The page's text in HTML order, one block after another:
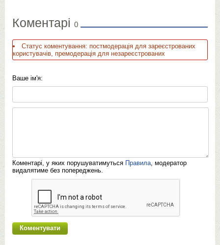
Коментарі 0
Статус коментування: постмодерація для зареєстрованих
користувачів, премодерація для незареєстрованих
Ваше ім'я:
Коментарі, у яких порушуватимуться Правила, модератор
видалятиме без попереджень.